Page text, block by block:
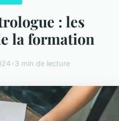
: les
la formation
•3 min de lecture